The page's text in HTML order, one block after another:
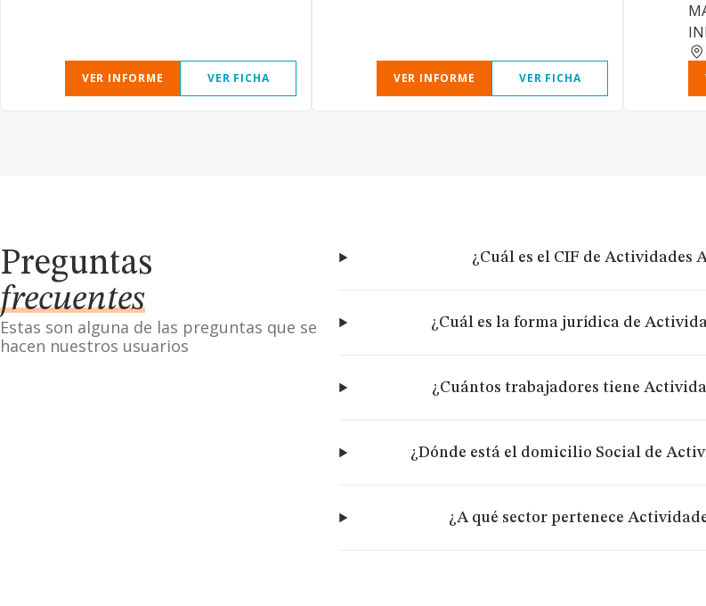
VER INFORME VER FICHA VER INFORME VER FICHA
Preguntas
frecuentes
Estas son alguna de las preguntas que se
hacen nuestros usuarios
¿Cuál es el CIF de Actividades
¿Cuál es la forma jurídica de
¿Cuántos trabajadores tiene
¿Dónde está el domicilio Social de
¿A qué sector pertenece